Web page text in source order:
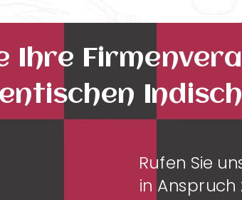
Ihre
Rufen Sie
in